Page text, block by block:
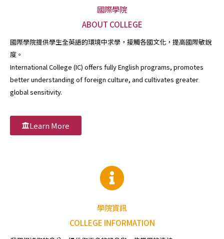
國際學院
ABOUT COLLEGE
國際學院提供學生全英語的環境中求學，接觸各國文化，提高國際敏銳
度。
International College (IC) offers fully English programs, promotes
better understanding of foreign culture, and cultivates greater
global sensitivity.
Learn More
學院資訊
COLLEGE INFORMATION